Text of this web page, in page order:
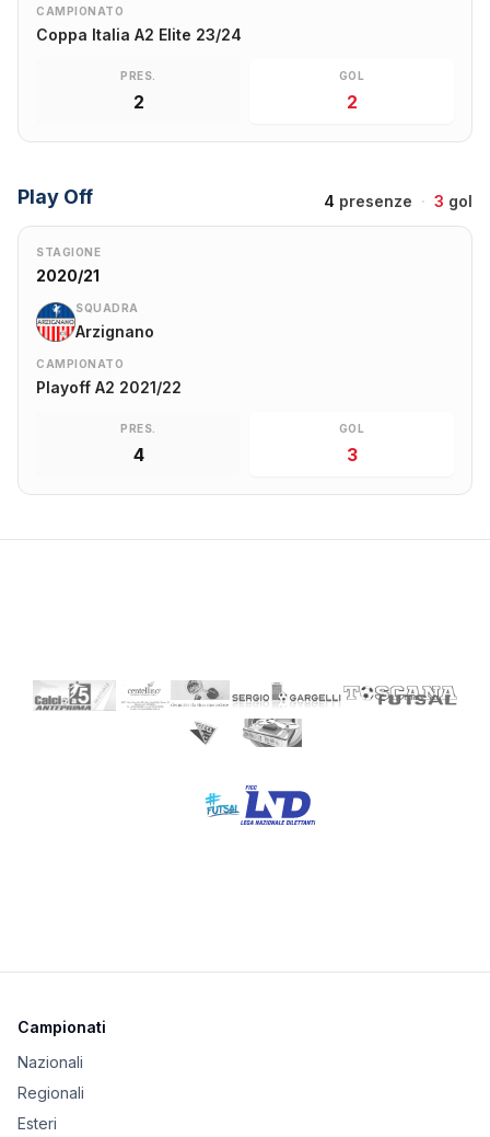
CAMPIONATO
Coppa Italia A2 Elite 23/24
PRES.
2
GOL
2
Play Off 4 presenze · 3 gol
STAGIONE
2020/21
SQUADRA
Arzignano
CAMPIONATO
Playoff A2 2021/22
PRES.
4
GOL
3
Campionati
Nazionali
Regionali
Esteri